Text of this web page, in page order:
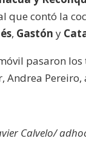
que contó la
, Gastón y
pasaron
Andrea
Calvelo/